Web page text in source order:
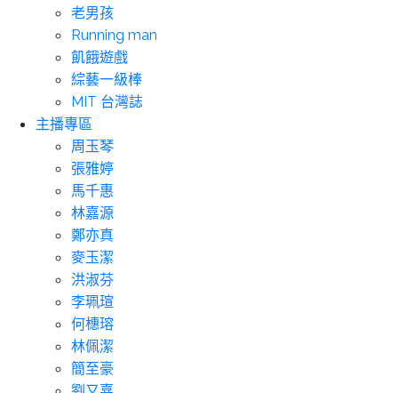
老男孩
Running man
飢餓遊戲
綜藝一級棒
MIT 台灣誌
主播專區
周玉琴
張雅婷
馬千惠
林嘉源
鄭亦真
麥玉潔
洪淑芬
李珮瑄
何橞瑢
林佩潔
簡至豪